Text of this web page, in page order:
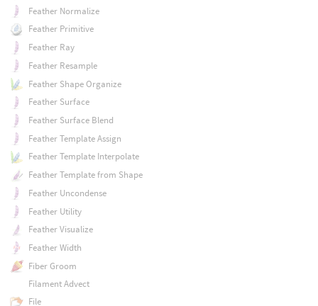
Feather Normalize
Feather Primitive
Feather Ray
Feather Resample
Feather Shape Organize
Feather Surface
Feather Surface Blend
Feather Template Assign
Feather Template Interpolate
Feather Template from Shape
Feather Uncondense
Feather Utility
Feather Visualize
Feather Width
Fiber Groom
Filament Advect
File